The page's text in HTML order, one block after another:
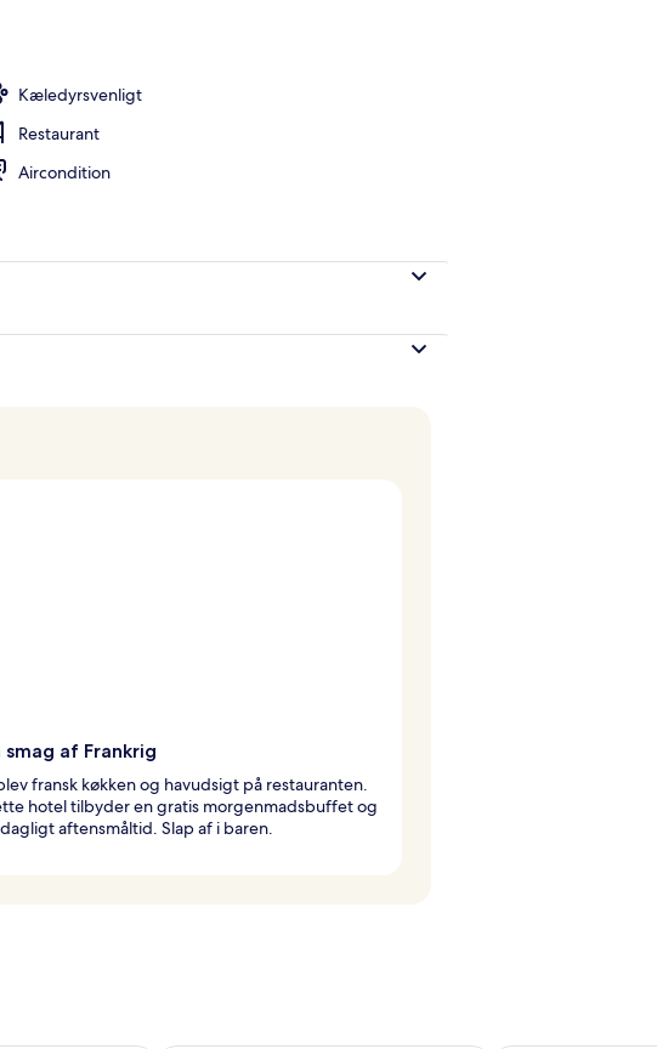
Kæledyrsvenligt
Restaurant
Aircondition
smag af Frankrig
fransk køkken og havudsigt på restauranten.
hotel tilbyder en gratis morgenmadsbuffet og
aftensmåltid. Slap af i baren.